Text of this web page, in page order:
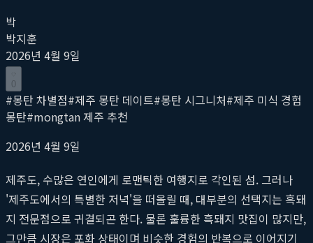
박
박지훈
2026년 4월 9일
0
#몽탄 차별점#제주 몽탄 데이트#몽탄 시그니처#제주 미식 경험
몽탄#mongtan 제주 추천
2026년 4월 9일
제주도, 수많은 연인에게 로맨틱한 여행지로 각인된 섬. 그러나
'제주도에서의 특별한 저녁'을 떠올릴 때, 대부분의 선택지는 흑돼
지 전문점으로 귀결되곤 한다. 물론 훌륭한 흑돼지 맛집이 많지만,
그만큼 시장은 포화 상태이며 비슷한 경험의 반복으로 이어지기